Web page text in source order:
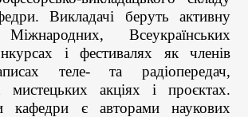
Викладачі беруть активну
Всеукраїнських
і фестивалях як членів
теле- та радіопередач,
мистецьких акціях і проєктах.
кафедри є авторами наукових